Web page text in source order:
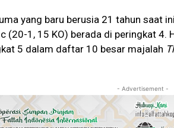
yang baru berusia 21 tahun saat
(20-1, 15 KO) berada di peringkat 4.
5 dalam daftar 10 besar majalah
- Advertisement -